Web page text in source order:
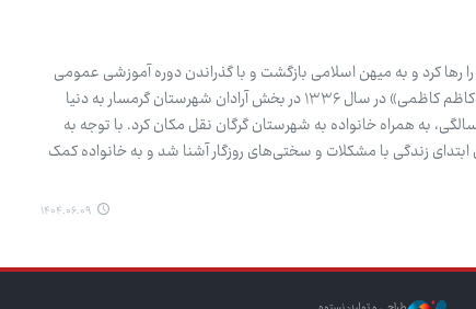
رها کرد و به میهن اسلامی بازگشت و با گذراندن دوره آموزشی عمومی
سپاه در پادگان امام علی (ع)، به عضویت سپاه درآمد. «سیدکاظم کاظمی» در سال ۱۳۳۶ در بخش آرادان شهرستان گرمسار به دنیا
وی پس از گذراندن دوران کودکی در زادگاهش، در سن ۶سالگی، به همراه خانواده به شهرستان گرگان نقل مکان کرد. با توجه به
زندگی با مشکلات و سختی‌های روزگار آشنا شد و به خانواده کمک
۱۴۰۴.۰۶.۰۹